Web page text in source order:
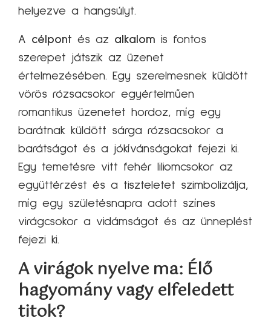
helyezve a hangsúlyt.
A célpont és az alkalom is fontos
szerepet játszik az üzenet
értelmezésében. Egy szerelmesnek küldött
vörös rózsacsokor egyértelműen
romantikus üzenetet hordoz, míg egy
barátnak küldött sárga rózsacsokor a
barátságot és a jókívánságokat fejezi ki.
Egy temetésre vitt fehér liliomcsokor az
együttérzést és a tiszteletet szimbolizálja,
míg egy születésnapra adott színes
virágcsokor a vidámságot és az ünneplést
fejezi ki.
A virágok nyelve ma: Élő
hagyomány vagy elfeledett
titok?